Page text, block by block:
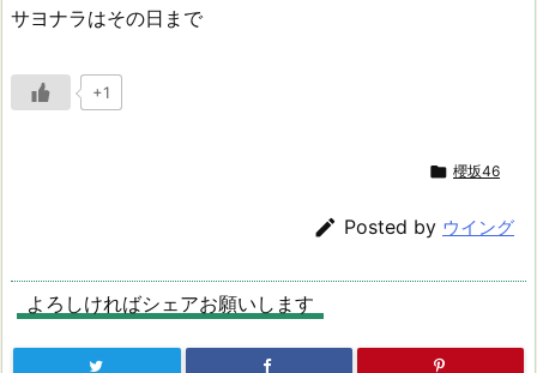
サヨナラはその日まで
+1
 櫻坂46
 Posted by ウイング
よろしければシェアお願いします